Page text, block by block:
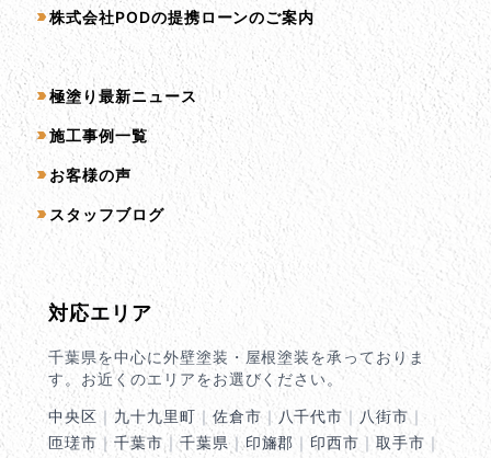
株式会社PODの提携ローンのご案内
コンテンツ一覧
極塗り最新ニュース
施工事例一覧
お客様の声
スタッフブログ
対応エリア
千葉県を中心に外壁塗装・屋根塗装を承っておりま
す。お近くのエリアをお選びください。
中央区 ｜ 九十九里町 ｜ 佐倉市｜八千代市 ｜ 八街市 ｜
匝瑳市 ｜ 千葉市｜千葉県｜印旛郡 ｜印西市 ｜取手市 ｜